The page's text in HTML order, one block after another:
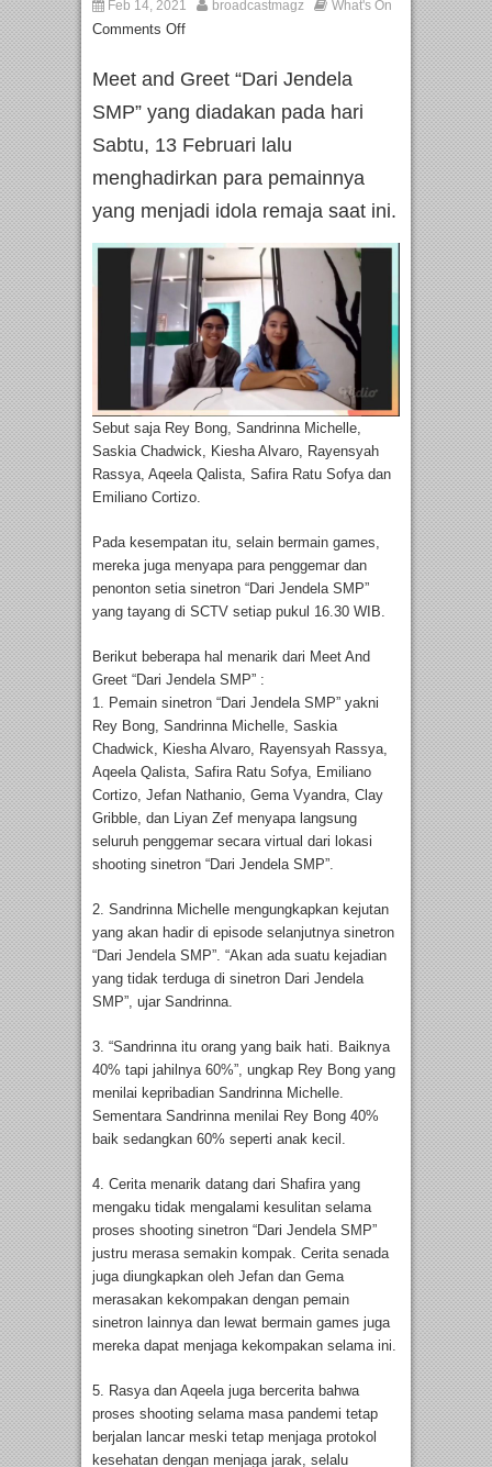
Feb 14, 2021 broadcastmagz What's On
Comments Off
Meet and Greet “Dari Jendela
SMP” yang diadakan pada hari
Sabtu, 13 Februari lalu
menghadirkan para pemainnya
yang menjadi idola remaja saat ini.
Sebut saja Rey Bong, Sandrinna Michelle,
Saskia Chadwick, Kiesha Alvaro, Rayensyah
Rassya, Aqeela Qalista, Safira Ratu Sofya dan
Emiliano Cortizo.
Pada kesempatan itu, selain bermain games,
mereka juga menyapa para penggemar dan
penonton setia sinetron “Dari Jendela SMP”
yang tayang di SCTV setiap pukul 16.30 WIB.
Berikut beberapa hal menarik dari Meet And
Greet “Dari Jendela SMP” :
1. Pemain sinetron “Dari Jendela SMP” yakni
Rey Bong, Sandrinna Michelle, Saskia
Chadwick, Kiesha Alvaro, Rayensyah Rassya,
Aqeela Qalista, Safira Ratu Sofya, Emiliano
Cortizo, Jefan Nathanio, Gema Vyandra, Clay
Gribble, dan Liyan Zef menyapa langsung
seluruh penggemar secara virtual dari lokasi
shooting sinetron “Dari Jendela SMP”.
2. Sandrinna Michelle mengungkapkan kejutan
yang akan hadir di episode selanjutnya sinetron
“Dari Jendela SMP”. “Akan ada suatu kejadian
yang tidak terduga di sinetron Dari Jendela
SMP”, ujar Sandrinna.
3. “Sandrinna itu orang yang baik hati. Baiknya
40% tapi jahilnya 60%”, ungkap Rey Bong yang
menilai kepribadian Sandrinna Michelle.
Sementara Sandrinna menilai Rey Bong 40%
baik sedangkan 60% seperti anak kecil.
4. Cerita menarik datang dari Shafira yang
mengaku tidak mengalami kesulitan selama
proses shooting sinetron “Dari Jendela SMP”
justru merasa semakin kompak. Cerita senada
juga diungkapkan oleh Jefan dan Gema
merasakan kekompakan dengan pemain
sinetron lainnya dan lewat bermain games juga
mereka dapat menjaga kekompakan selama ini.
5. Rasya dan Aqeela juga bercerita bahwa
proses shooting selama masa pandemi tetap
berjalan lancar meski tetap menjaga protokol
kesehatan dengan menjaga jarak, selalu